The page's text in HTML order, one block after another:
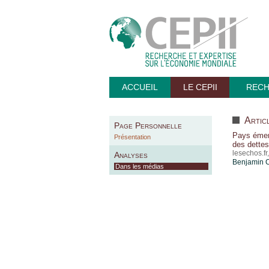
ACCUEIL LE CEPII
Page Personnelle
Présentation
Analyses
Dans les médias
Pays
des
Benjamin